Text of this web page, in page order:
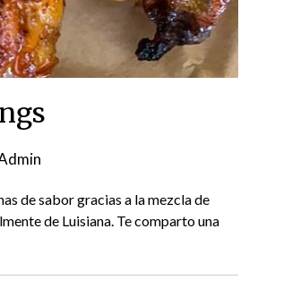
de sabor gracias a la mezcla de
de Luisiana. Te comparto una